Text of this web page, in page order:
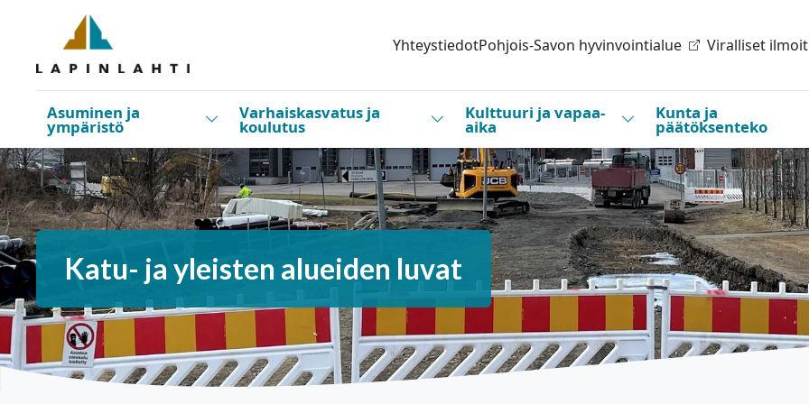
Siirry pääsisältöön
YhteystiedotPohjois-Savon hyvinvointialue Viralliset
Asuminen ja
ympäristö Vaihda alasvetovalikkoa
Varhaiskasvatus ja
koulutus Vaihda alasvetovalikkoa
Kulttuuri ja vapaa-
aika Vaihda alasvetovalikkoa
Kunta ja
päätöksenteko
Katu- ja yleisten alueiden luvat